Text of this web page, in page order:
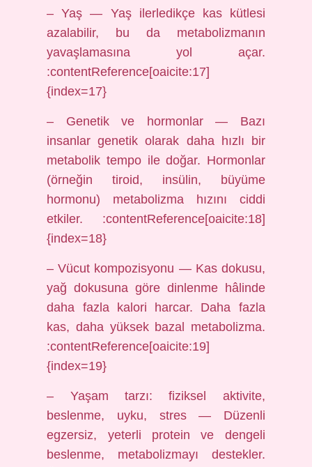
– Yaş — Yaş ilerledikçe kas kütlesi
azalabilir, bu da metabolizmanın
yavaşlamasına yol açar.
:contentReference[oaicite:17]
{index=17}
– Genetik ve hormonlar — Bazı
insanlar genetik olarak daha hızlı bir
metabolik tempo ile doğar. Hormonlar
(örneğin tiroid, insülin, büyüme
hormonu) metabolizma hızını ciddi
etkiler. :contentReference[oaicite:18]
{index=18}
– Vücut kompozisyonu — Kas dokusu,
yağ dokusuna göre dinlenme hâlinde
daha fazla kalori harcar. Daha fazla
kas, daha yüksek bazal metabolizma.
:contentReference[oaicite:19]
{index=19}
– Yaşam tarzı: fiziksel aktivite,
beslenme, uyku, stres — Düzenli
egzersiz, yeterli protein ve dengeli
beslenme, metabolizmayı destekler.